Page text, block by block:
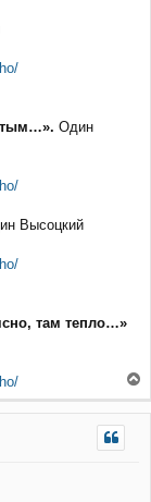
Один
Высоцкий
там тепло…»
о
г